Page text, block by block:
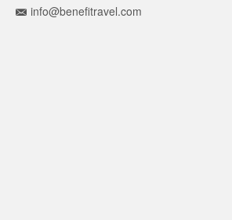
info@benefitravel.com